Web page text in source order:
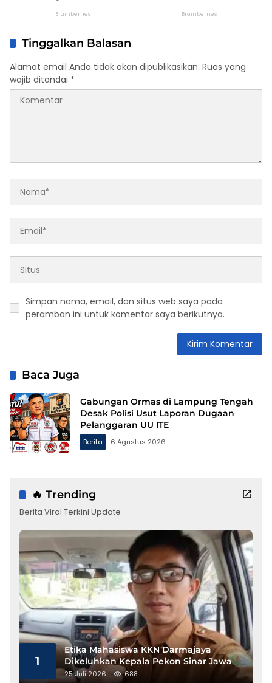
Tinggalkan Balasan
Alamat email Anda tidak akan dipublikasikan. Ruas yang
wajib ditandai *
Simpan nama, email, dan situs web saya pada
peramban ini untuk komentar saya berikutnya.
Baca Juga
Gabungan Ormas di Lampung Tengah
Desak Polisi Usut Laporan Dugaan
Pelanggaran UU ITE
Berita 6 Agustus 2026
🔥 Trending
Berita Viral Terkini Update
1
Etika Mahasiswa KKN Darmajaya
Dikeluhkan Kepala Pekon Sinar Jawa
25 Juli 2026 688